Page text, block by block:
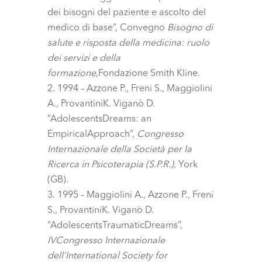
dei bisogni del paziente e ascolto del
medico di base”, Convegno Bisogno di
salute e risposta della medicina: ruolo
dei servizi e della
formazione,Fondazione Smith Kline.
1994 – Azzone P., Freni S., Maggiolini
A., ProvantiniK. Viganò D.
“AdolescentsDreams: an
EmpiricalApproach”, Congresso
Internazionale della Società per la
Ricerca in Psicoterapia (S.P.R.), York
(GB).
1995 – Maggiolini A., Azzone P., Freni
S., ProvantiniK. Viganò D.
“AdolescentsTraumaticDreams”,
IVCongresso Internazionale
dell’International Society for